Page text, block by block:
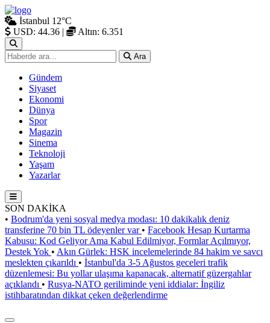
İstanbul 12°C
USD: 44.36 | Altın: 6.351
Ara
Gündem
Siyaset
Ekonomi
Dünya
Spor
Magazin
Sinema
Teknoloji
Yaşam
Yazarlar
SON DAKİKA
• Bodrum'da yeni sosyal medya modası: 10 dakikalık deniz
transferine 70 bin TL ödeyenler var • Facebook Hesap Kurtarma
Kabusu: Kod Geliyor Ama Kabul Edilmiyor, Formlar Açılmıyor,
Destek Yok • Akın Gürlek: HSK incelemelerinde 84 hakim ve savcı
meslekten çıkarıldı • İstanbul'da 3-5 Ağustos geceleri trafik
düzenlemesi: Bu yollar ulaşıma kapanacak, alternatif güzergahlar
açıklandı • Rusya-NATO geriliminde yeni iddialar: İngiliz
istihbaratından dikkat çeken değerlendirme